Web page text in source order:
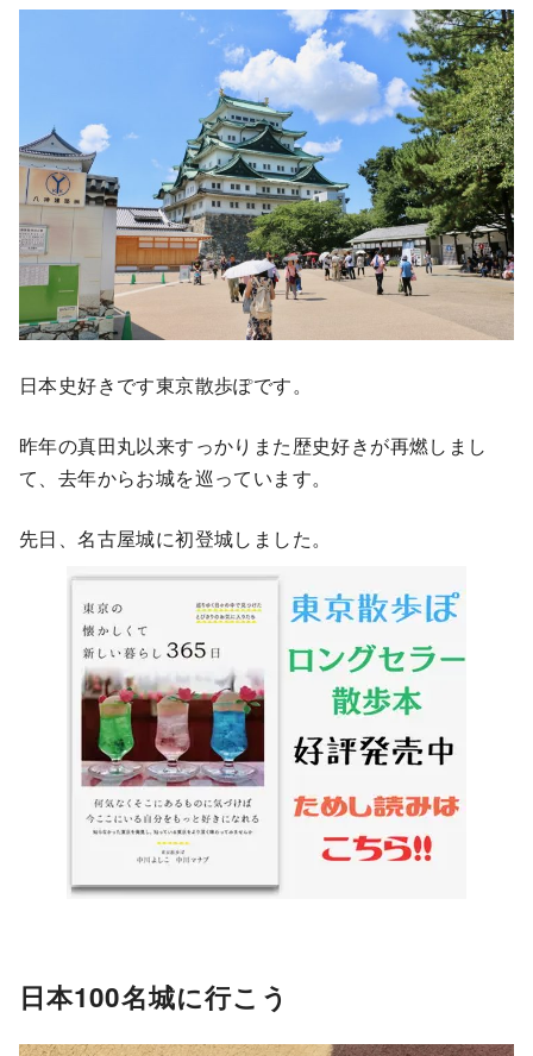
日本史好きです東京散歩ぽです。
昨年の真田丸以来すっかりまた歴史好きが再燃しまし
て、去年からお城を巡っています。
先日、名古屋城に初登城しました。
日本100名城に行こう